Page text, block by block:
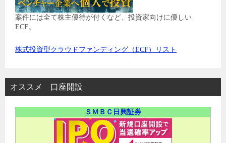
案件には全て株主優待が付くなど、投資家向けに優しい
ECF。
株式投資型クラウドファンディング（ECF）リスト
オススメ 口座開設
ＳＭＢＣ日興証券